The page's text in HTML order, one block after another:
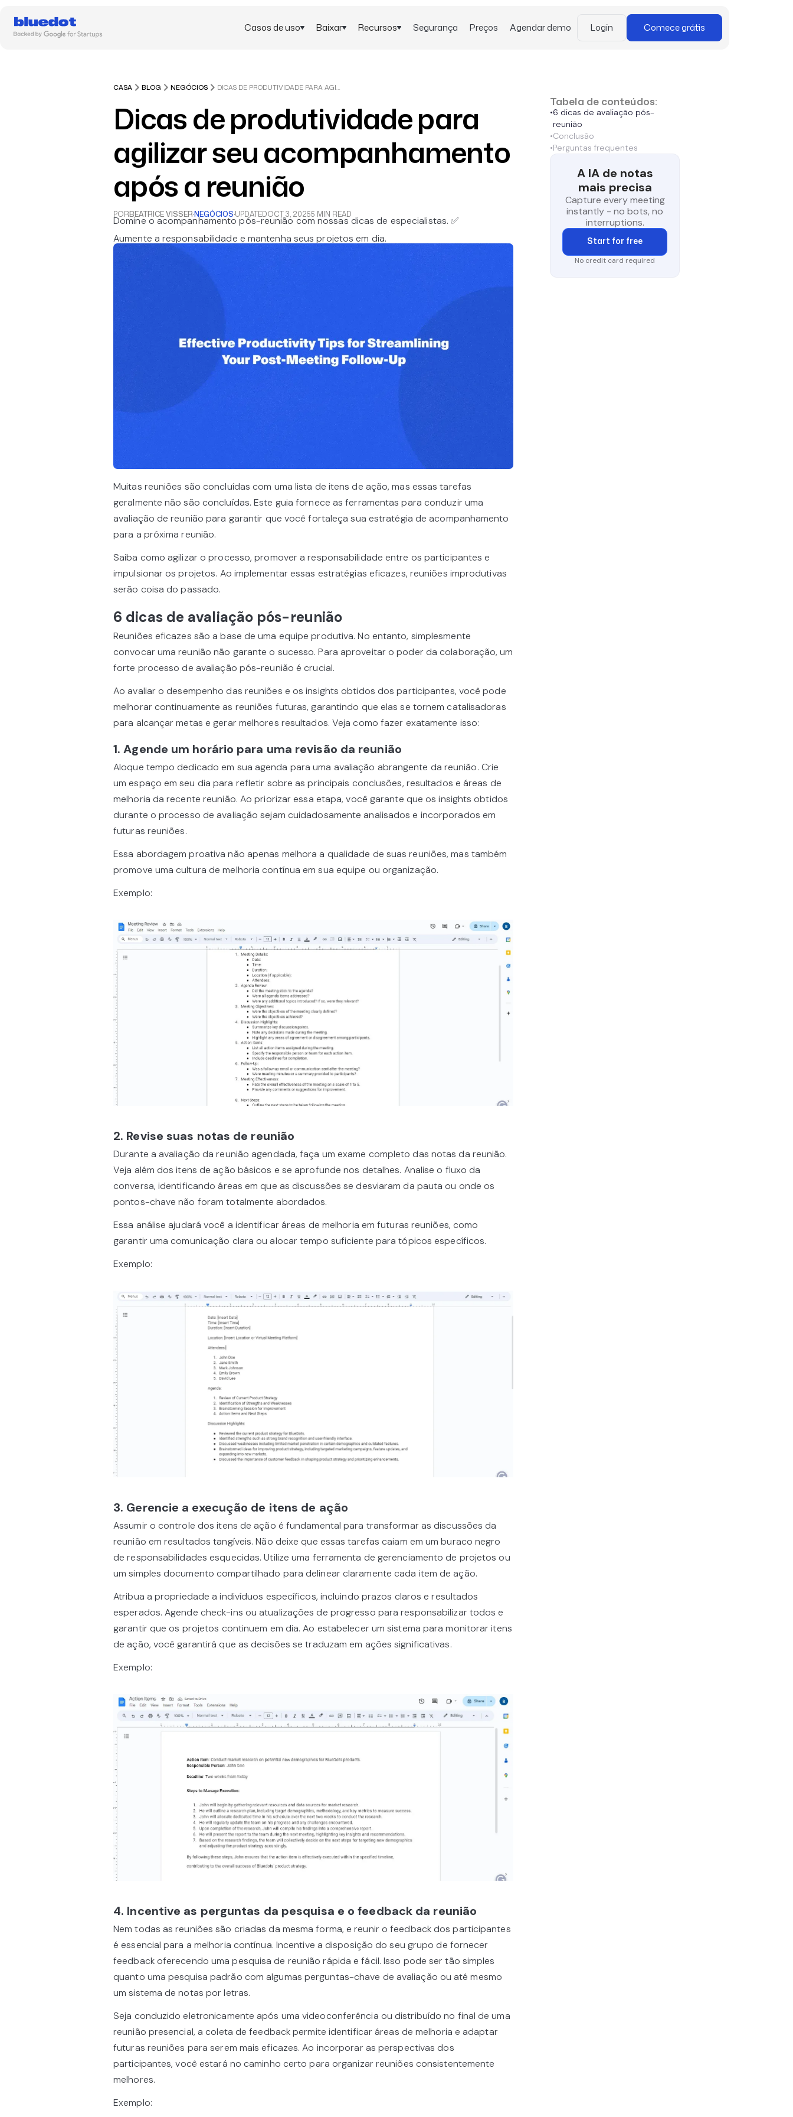
Casos de uso Baixar Recursos Segurança Preços Agendar demo Login Comece grátis
CASA BLOG NEGÓCIOS DICAS DE PRODUTIVIDADE PARA AGILIZAR SEU ACOMPANHAMENTO APÓS A REUNIÃO
Dicas de produtividade para
agilizar seu acompanhamento
após a reunião
PORBEATRICE VISSER·NEGÓCIOS·UPDATEDOCT 3, 20255 MIN READ
Domine o acompanhamento pós-reunião com nossas dicas de especialistas. ✅
Aumente a responsabilidade e mantenha seus projetos em dia.
Muitas reuniões são concluídas com uma lista de itens de ação, mas essas tarefas
geralmente não são concluídas. Este guia fornece as ferramentas para conduzir uma
avaliação de reunião para garantir que você fortaleça sua estratégia de acompanhamento
para a próxima reunião.
Saiba como agilizar o processo, promover a responsabilidade entre os participantes e
impulsionar os projetos. Ao implementar essas estratégias eficazes, reuniões improdutivas
serão coisa do passado.
6 dicas de avaliação pós-reunião
Reuniões eficazes são a base de uma equipe produtiva. No entanto, simplesmente
convocar uma reunião não garante o sucesso. Para aproveitar o poder da colaboração, um
forte processo de avaliação pós-reunião é crucial.
Ao avaliar o desempenho das reuniões e os insights obtidos dos participantes, você pode
melhorar continuamente as reuniões futuras, garantindo que elas se tornem catalisadoras
para alcançar metas e gerar melhores resultados. Veja como fazer exatamente isso:
1. Agende um horário para uma revisão da reunião
Aloque tempo dedicado em sua agenda para uma avaliação abrangente da reunião. Crie
um espaço em seu dia para refletir sobre as principais conclusões, resultados e áreas de
melhoria da recente reunião. Ao priorizar essa etapa, você garante que os insights obtidos
durante o processo de avaliação sejam cuidadosamente analisados e incorporados em
futuras reuniões.
Essa abordagem proativa não apenas melhora a qualidade de suas reuniões, mas também
promove uma cultura de melhoria contínua em sua equipe ou organização.
Exemplo:
2. Revise suas notas de reunião
Durante a avaliação da reunião agendada, faça um exame completo das notas da reunião.
Veja além dos itens de ação básicos e se aprofunde nos detalhes. Analise o fluxo da
conversa, identificando áreas em que as discussões se desviaram da pauta ou onde os
pontos-chave não foram totalmente abordados.
Essa análise ajudará você a identificar áreas de melhoria em futuras reuniões, como
garantir uma comunicação clara ou alocar tempo suficiente para tópicos específicos.
Exemplo:
3. Gerencie a execução de itens de ação
Assumir o controle dos itens de ação é fundamental para transformar as discussões da
reunião em resultados tangíveis. Não deixe que essas tarefas caiam em um buraco negro
de responsabilidades esquecidas. Utilize uma ferramenta de gerenciamento de projetos ou
um simples documento compartilhado para delinear claramente cada item de ação.
Atribua a propriedade a indivíduos específicos, incluindo prazos claros e resultados
esperados. Agende check-ins ou atualizações de progresso para responsabilizar todos e
garantir que os projetos continuem em dia. Ao estabelecer um sistema para monitorar itens
de ação, você garantirá que as decisões se traduzam em ações significativas.
Exemplo:
4. Incentive as perguntas da pesquisa e o feedback da reunião
Nem todas as reuniões são criadas da mesma forma, e reunir o feedback dos participantes
é essencial para a melhoria contínua. Incentive a disposição do seu grupo de fornecer
feedback oferecendo uma pesquisa de reunião rápida e fácil. Isso pode ser tão simples
quanto uma pesquisa padrão com algumas perguntas-chave de avaliação ou até mesmo
um sistema de notas por letras.
Seja conduzido eletronicamente após uma videoconferência ou distribuído no final de uma
reunião presencial, a coleta de feedback permite identificar áreas de melhoria e adaptar
futuras reuniões para serem mais eficazes. Ao incorporar as perspectivas dos
participantes, você estará no caminho certo para organizar reuniões consistentemente
melhores.
Exemplo:
Tabela de conteúdos:
•6 dicas de avaliação pós-
reunião
•Conclusão
•Perguntas frequentes
A IA de notas
mais precisa
Capture every meeting
instantly - no bots, no
interruptions.
Start for free
No credit card required